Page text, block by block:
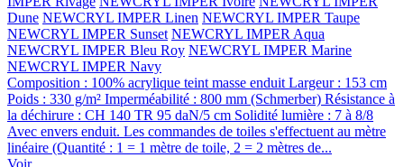
Dune NEWCRYL IMPER Linen NEWCRYL IMPER Taupe
NEWCRYL IMPER Sunset NEWCRYL IMPER Aqua
NEWCRYL IMPER Bleu Roy NEWCRYL IMPER Marine
NEWCRYL IMPER Navy
Composition : 100% acrylique teint masse enduit Largeur : 153 cm
Poids : 330 g/m² Imperméabilité : 800 mm (Schmerber) Résistance à
la déchirure : CH 140 TR 95 daN/5 cm Solidité lumière : 7 à 8/8
Avec envers enduit. Les commandes de toiles s'effectuent au mètre
linéaire (Quantité : 1 = 1 mètre de toile, 2 = 2 mètres de...
Voir